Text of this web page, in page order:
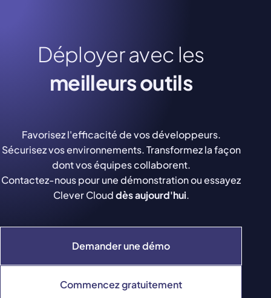
Déployer avec les
meilleurs outils
Demander une démo
Commencez gratuitement
Favorisez l'efficacité de vos développeurs.
Sécurisez vos environnements. Transformez la façon
dont vos équipes collaborent.
Contactez-nous pour une démonstration ou essayez
Clever Clouddès aujourd'hui.